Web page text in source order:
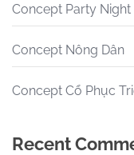
Concept Party Night
Concept Nông Dân
Concept Cổ Phục
Recent